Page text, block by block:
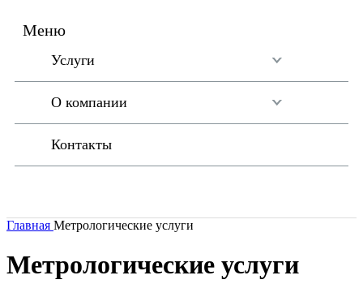
Меню
Услуги
О компании
Контакты
Главная Метрологические услуги
Метрологические услуги